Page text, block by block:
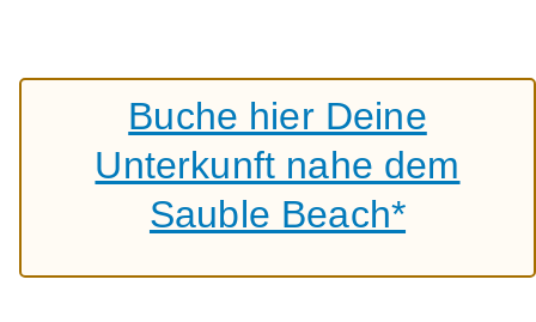
Buche hier Deine
Unterkunft nahe dem
Sauble Beach*